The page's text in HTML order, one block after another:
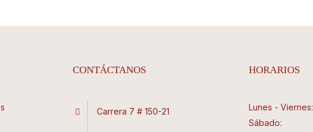
CONTÁCTANOS
Carrera 7 # 150-21
HORARIOS
Lunes - Viernes:
Sábado: